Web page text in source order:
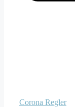
Corona Regler